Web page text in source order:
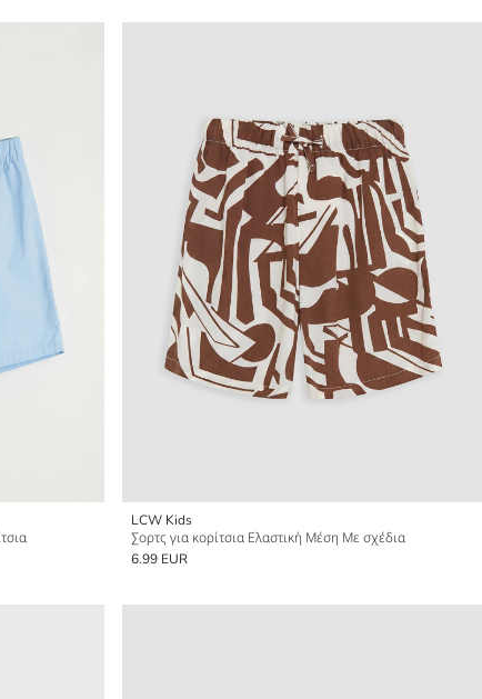
LCW Kids
Σορτς για κορίτσια Ελαστική Μέση Με σχέδια
6.99 EUR